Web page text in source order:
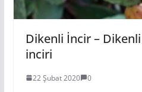
Dikenli İncir –
inciri
22 Şubat 2020 0